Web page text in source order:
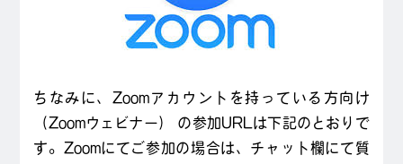
ちなみに、Zoomアカウントを持っている方向け
（Zoomウェビナー） の参加URLは下記のとおりで
す。Zoomにてご参加の場合は、チャット欄にて質